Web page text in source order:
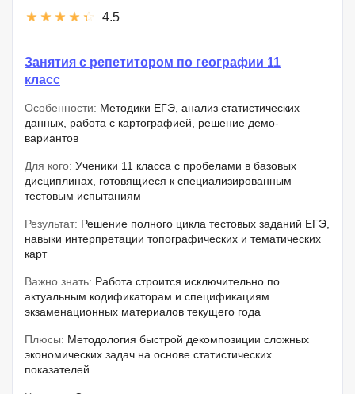
4.5
Занятия с репетитором по географии 11
класс
Особенности: Методики ЕГЭ, анализ статистических
данных, работа с картографией, решение демо-
вариантов
Для кого: Ученики 11 класса с пробелами в базовых
дисциплинах, готовящиеся к специализированным
тестовым испытаниям
Результат: Решение полного цикла тестовых заданий ЕГЭ,
навыки интерпретации топографических и тематических
карт
Важно знать: Работа строится исключительно по
актуальным кодификаторам и спецификациям
экзаменационных материалов текущего года
Плюсы: Методология быстрой декомпозиции сложных
экономических задач на основе статистических
показателей